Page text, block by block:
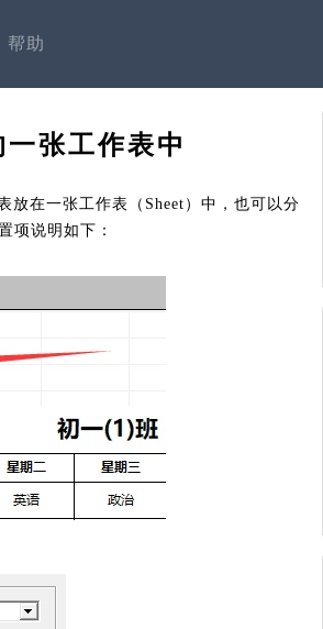
帮助
张工作表中
放在一张工作表（Sheet）中，也可以分
项说明如下：